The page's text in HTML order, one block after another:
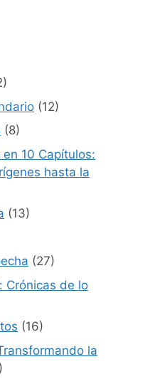
(12)
(8)
10 Capítulos:
hasta la
(13)
(27)
Crónicas de lo
(16)
la